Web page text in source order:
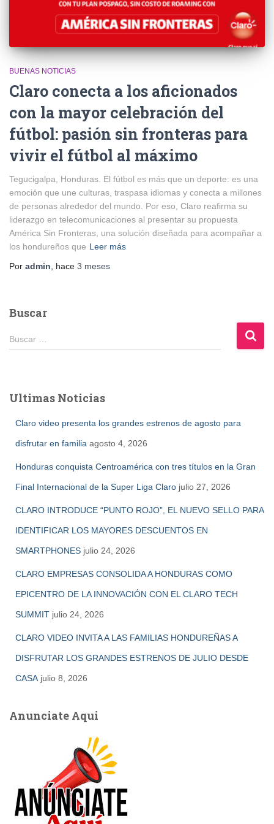
BUENAS NOTICIAS
Claro conecta a los aficionados
con la mayor celebración del
fútbol: pasión sin fronteras para
vivir el fútbol al máximo
Tegucigalpa, Honduras. El fútbol es más que un deporte: es una
emoción que une culturas, traspasa idiomas y conecta a millones
de personas alrededor del mundo. Por eso, Claro reafirma su
liderazgo en telecomunicaciones al presentar su propuesta
América Sin Fronteras, una solución diseñada para acompañar a
los hondureños que Leer más
Por admin , hace 3 meses
Buscar
B
u
r
Buscar …
Ultimas Noticias
Claro video presenta los grandes estrenos de agosto para
disfrutar en familia agosto 4, 2026
Honduras conquista Centroamérica con tres títulos en la Gran
Final Internacional de la Super Liga Claro julio 27, 2026
CLARO INTRODUCE “PUNTO ROJO”, EL NUEVO SELLO PARA
IDENTIFICAR LOS MAYORES DESCUENTOS EN
SMARTPHONES julio 24, 2026
CLARO EMPRESAS CONSOLIDA A HONDURAS COMO
EPICENTRO DE LA INNOVACIÓN CON EL CLARO TECH
SUMMIT julio 24, 2026
CLARO VIDEO INVITA A LAS FAMILIAS HONDUREÑAS A
DISFRUTAR LOS GRANDES ESTRENOS DE JULIO DESDE
CASA julio 8, 2026
Anunciate Aqui